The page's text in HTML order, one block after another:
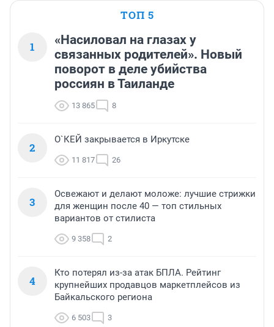
ТОП 5
1
«Насиловал на глазах у
связанных родителей». Новый
поворот в деле убийства
россиян в Таиланде
13 865 8
2
О`КЕЙ закрывается в Иркутске
11 817 26
3
Освежают и делают моложе: лучшие стрижки
для женщин после 40 — топ стильных
вариантов от стилиста
9 358 2
4
Кто потерял из-за атак БПЛА. Рейтинг
крупнейших продавцов маркетплейсов из
Байкальского региона
6 503 3